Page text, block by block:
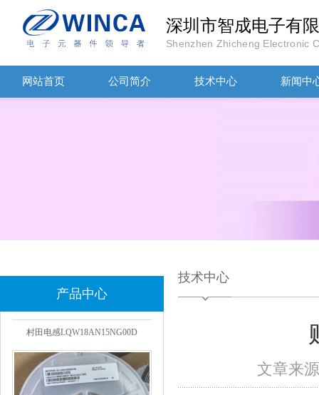
深圳市智成电子有
Shenzhen Zhicheng Electronic
网站首页 公司简介 技术中心 新闻中
产品中心
技术中心
文章来